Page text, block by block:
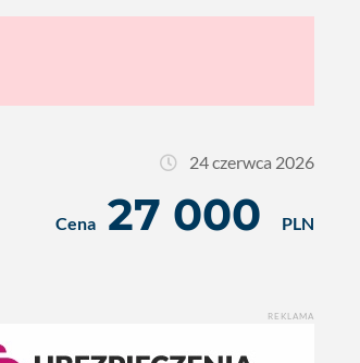
24 czerwca 2026
Cena27 000 PLN
REKLAMA